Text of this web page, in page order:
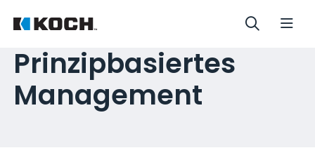
Prinzipbasiertes
Management